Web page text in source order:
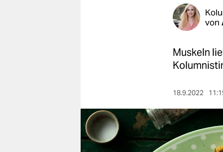
verlag
verlag
von
Muskeln
18.9.2022